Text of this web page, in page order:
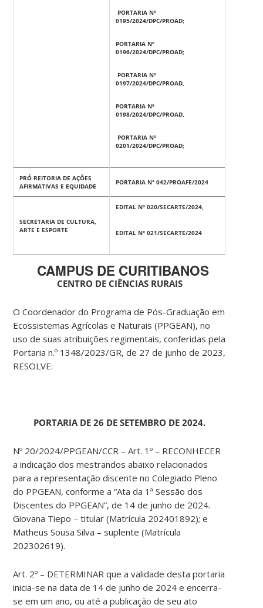
PORTARIA Nº
0195/2024/DPC/PROAD;
PORTARIA Nº
0196/2024/DPC/PROAD;
PORTARIA Nº
0197/2024/DPC/PROAD,
PORTARIA Nº
0198/2024/DPC/PROAD,
PORTARIA Nº
0201/2024/DPC/PROAD;
PRÓ REITORIA DE AÇÕES
AFIRMATIVAS E EQUIDADE
PORTARIA N° 042/PROAFE/2024
SECRETARIA DE CULTURA,
ARTE E ESPORTE
EDITAL Nº 020/SECARTE/2024,
EDITAL N° 021/SECARTE/2024
CAMPUS DE CURITIBANOS
CENTRO DE CIÊNCIAS RURAIS
O Coordenador do Programa de Pós-Graduação em
Ecossistemas Agrícolas e Naturais (PPGEAN), no
uso de suas atribuições regimentais, conferidas pela
Portaria n.º 1348/2023/GR, de 27 de junho de 2023,
RESOLVE:
PORTARIA DE 26 DE SETEMBRO DE 2024.
Nº 20/2024/PPGEAN/CCR – Art. 1º – RECONHECER
a indicação dos mestrandos abaixo relacionados
para a representação discente no Colegiado Pleno
do PPGEAN, conforme a “Ata da 1ª Sessão dos
Discentes do PPGEAN”, de 14 de junho de 2024.
Giovana Tiepo – titular (Matrícula 202401892); e
Matheus Sousa Silva – suplente (Matrícula
202302619).
Art. 2º – DETERMINAR que a validade desta portaria
inicia-se na data de 14 de junho de 2024 e encerra-
se em um ano, ou até a publicação de seu ato